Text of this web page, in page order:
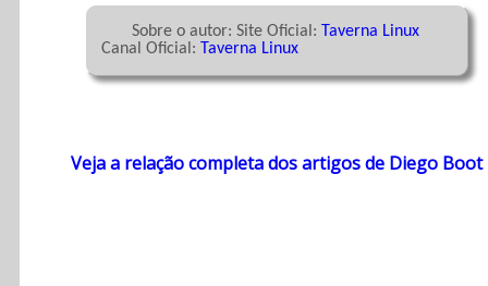
	Sobre o autor: Site Oficial:
Taverna Linux
Canal Oficial: Taverna Linux
Veja a relação completa dos artigos de Diego Boot